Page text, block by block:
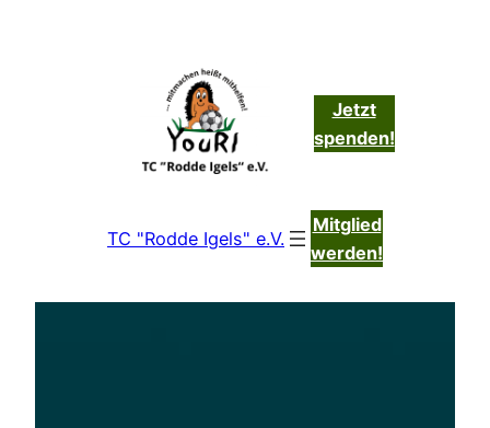
Jetzt
spenden!
TC "Rodde Igels" e.V.
Mitglied
werden!